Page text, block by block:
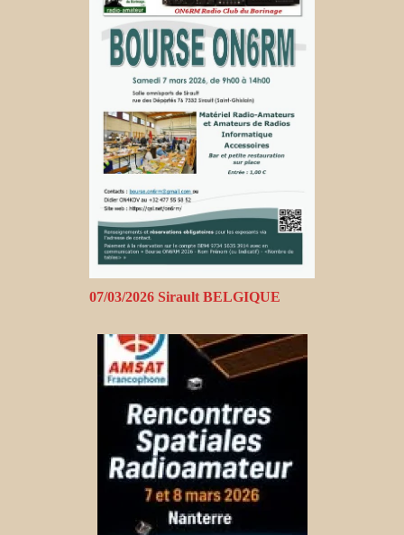
07/03/2026 Sirault BELGIQUE